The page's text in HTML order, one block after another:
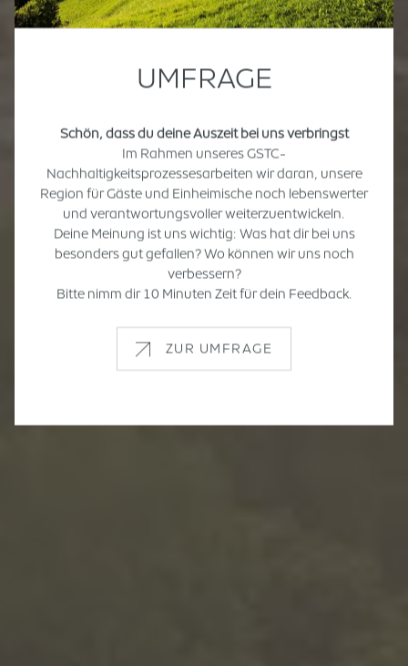
UMFRAGE
Schön, dass du deine Auszeit bei uns verbringst
Im Rahmen unseres GSTC-
Nachhaltigkeitsprozessesarbeiten wir daran, unsere
Region für Gäste und Einheimische noch lebenswerter
und verantwortungsvoller weiterzuentwickeln.
Deine Meinung ist uns wichtig: Was hat dir bei uns
besonders gut gefallen? Wo können wir uns noch
verbessern?
Bitte nimm dir 10 Minuten Zeit für dein Feedback.
ZUR UMFRAGE